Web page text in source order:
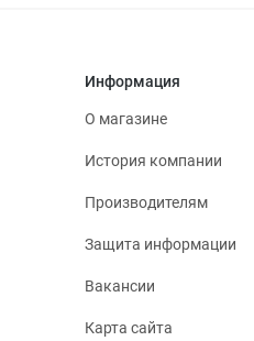
Информация
О магазине
История компании
Производителям
Защита информации
Вакансии
Карта сайта